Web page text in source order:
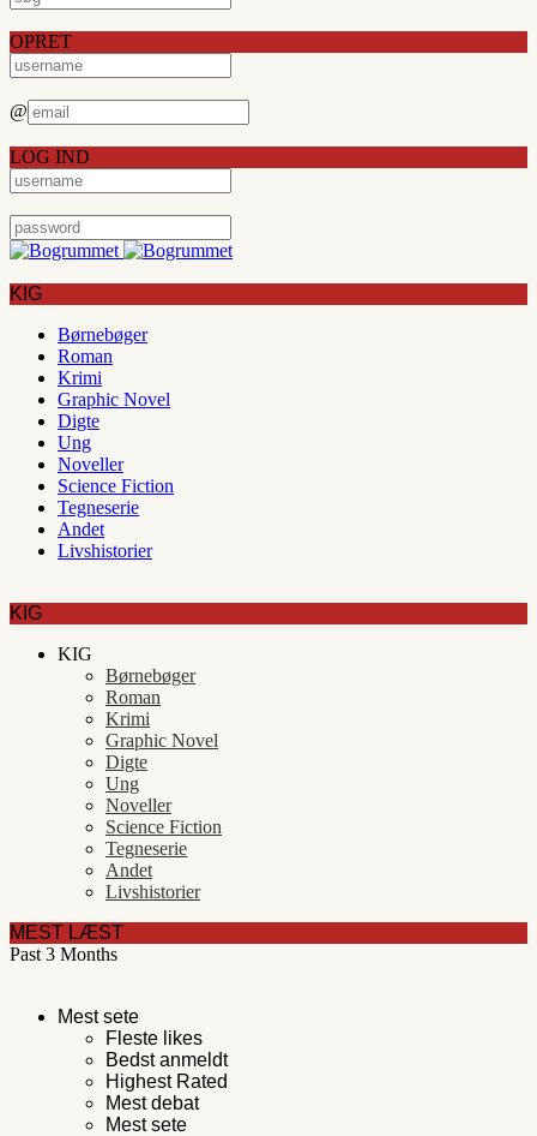
OPRET
@
LOG IND
KIG
Børnebøger
Roman
Krimi
Graphic Novel
Digte
Ung
Noveller
Science Fiction
Tegneserie
Andet
Livshistorier
KIG
KIG
Børnebøger
Roman
Krimi
Graphic Novel
Digte
Ung
Noveller
Science Fiction
Tegneserie
Andet
Livshistorier
MEST LÆST
Past 3 Months
Mest sete
Fleste likes
Bedst anmeldt
Highest Rated
Mest debat
Mest sete